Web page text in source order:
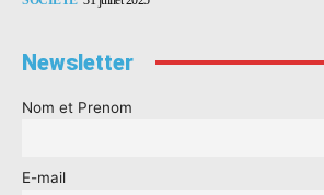
Newsletter
Nom et Prenom
E-mail